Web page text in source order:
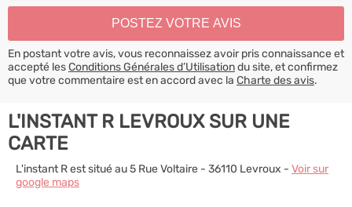
En postant votre avis, vous reconnaissez avoir pris connaissance et
accepté lesConditions Générales d’Utilisationdu site, et confirmez
que votre commentaire est en accord avec la Charte des avis.
L'INSTANT R LEVROUX SUR UNE
CARTE
L'instant R est situé au 5 Rue Voltaire - 36110 Levroux - Voir sur
google maps